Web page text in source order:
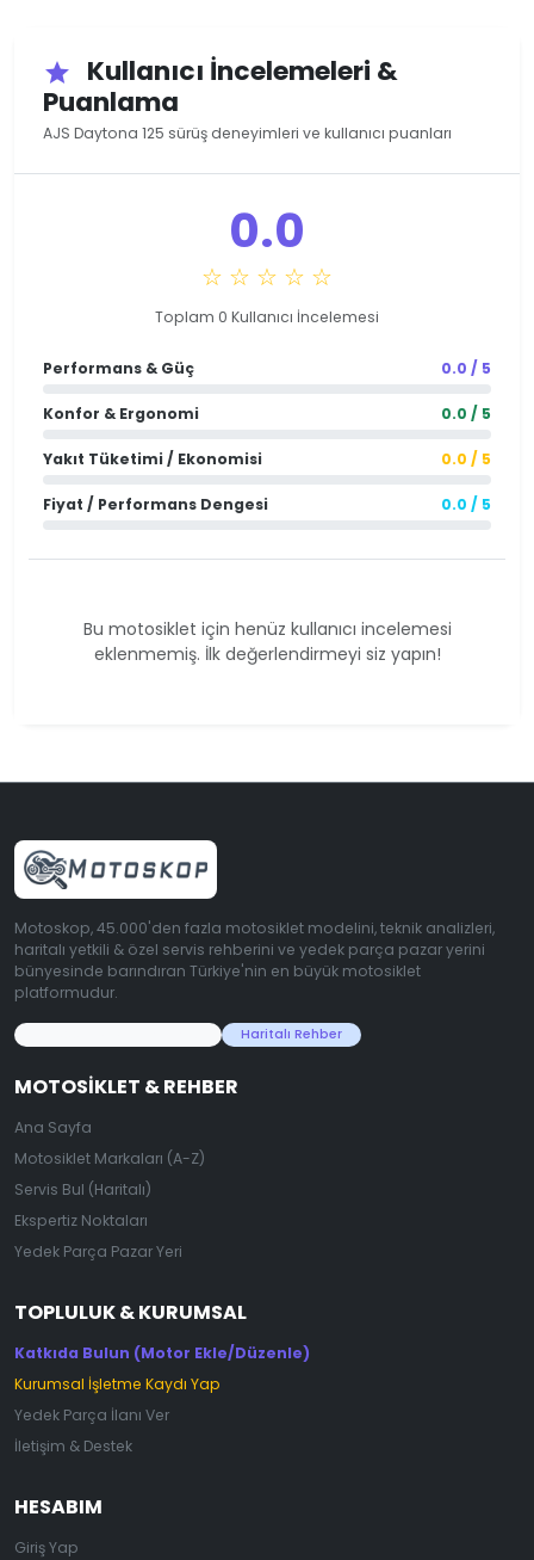
star
Kullanıcı İncelemeleri &
Puanlama
AJS Daytona 125 sürüş deneyimleri ve kullanıcı puanları
0.0
☆ ☆ ☆ ☆ ☆
Toplam 0 Kullanıcı İncelemesi
Performans & Güç 0.0 / 5
Konfor & Ergonomi 0.0 / 5
Yakıt Tüketimi / Ekonomisi 0.0 / 5
Fiyat / Performans Dengesi 0.0 / 5
Bu motosiklet için henüz kullanıcı incelemesi
eklenmemiş. İlk değerlendirmeyi siz yapın!
Motoskop, 45.000'den fazla motosiklet modelini, teknik analizleri,
haritalı yetkili & özel servis rehberini ve yedek parça pazar yerini
bünyesinde barındıran Türkiye'nin en büyük motosiklet
platformudur.
Haritalı Rehber
MOTOSIKLET & REHBER
Ana Sayfa
Motosiklet Markaları (A-Z)
Servis Bul (Haritalı)
Ekspertiz Noktaları
Yedek Parça Pazar Yeri
TOPLULUK & KURUMSAL
Katkıda Bulun (Motor Ekle/Düzenle)
Kurumsal İşletme Kaydı Yap
Yedek Parça İlanı Ver
İletişim & Destek
HESABIM
Giriş Yap